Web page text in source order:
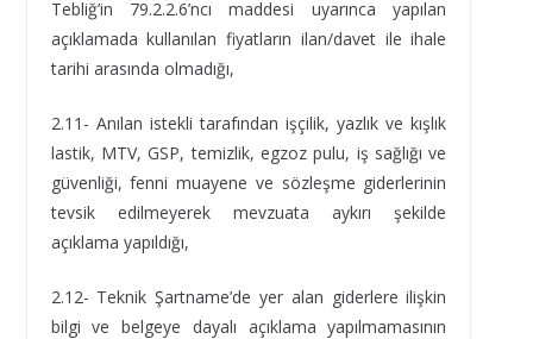
Tebliğ’in 79.2.2.6’ncı maddesi uyarınca yapılan
açıklamada kullanılan fiyatların ilan/davet ile ihale
tarihi arasında olmadığı,
2.11- Anılan istekli tarafından işçilik, yazlık ve kışlık
lastik, MTV, GSP, temizlik, egzoz pulu, iş sağlığı ve
güvenliği, fenni muayene ve sözleşme giderlerinin
tevsik edilmeyerek mevzuata aykırı şekilde
açıklama yapıldığı,
2.12- Teknik Şartname’de yer alan giderlere ilişkin
bilgi ve belgeye dayalı açıklama yapılmamasının